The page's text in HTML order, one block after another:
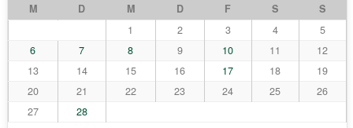
M
D M D F S
S
1
2 3 4
5
6
7 8 9 10 11
12
13
14 15 16 17 18
19
20
21 22 23 24 25
26
27
28